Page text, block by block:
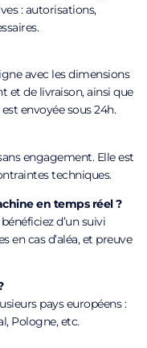
: autorisations,
avec les dimensions
et de livraison, ainsi que
envoyée sous 24h.
engagement. Elle est
techniques.
en temps réel ?
d’un suivi
en cas d’aléa, et preuve
pays européens :
Pologne, etc.